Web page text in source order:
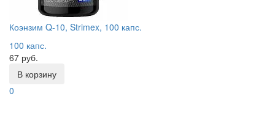
Коэнзим Q-10, Strimex, 100 капс.
100 капс.
67 руб.
В корзину
0